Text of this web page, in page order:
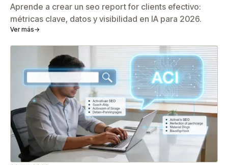
Aprende a crear un seo report for clients efectivo:
métricas clave, datos y visibilidad en IA para 2026.
Ver más→